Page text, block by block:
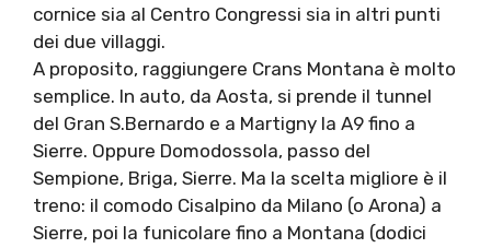
cornice sia al Centro Congressi sia in altri punti
dei due villaggi.
A proposito, raggiungere Crans Montana è molto
semplice. In auto, da Aosta, si prende il tunnel
del Gran S.Bernardo e a Martigny la A9 fino a
Sierre. Oppure Domodossola, passo del
Sempione, Briga, Sierre. Ma la scelta migliore è il
treno: il comodo Cisalpino da Milano (o Arona) a
Sierre, poi la funicolare fino a Montana (dodici